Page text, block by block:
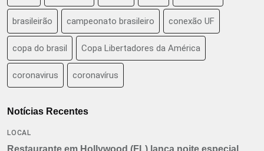
brasileirão campeonato brasileiro conexão UF
copa do brasil Copa Libertadores da América
coronavirus coronavírus
Notícias Recentes
LOCAL
Restaurante em Hollywood (FL) lança noite especial